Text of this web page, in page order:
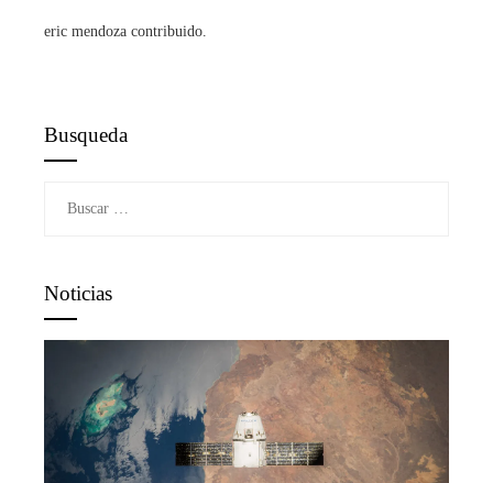
eric mendoza contribuido.
Busqueda
Noticias